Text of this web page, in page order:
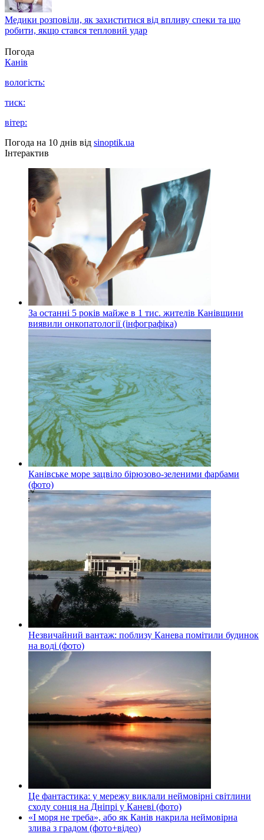
Медики розповіли, як захиститися від впливу спеки та що
робити, якщо стався тепловий удар
Погода
Канів
вологість:
тиск:
вітер:
Погода на 10 днів від sinoptik.ua
Інтерактив
За останні 5 років майже в 1 тис. жителів Канівщини
виявили онкопатології (інфографіка)
Канівське море зацвіло бірюзово-зеленими фарбами
(фото)
Незвичайний вантаж: поблизу Канева помітили будинок
на воді (фото)
Це фантастика: у мережу виклали неймовірні світлини
сходу сонця на Дніпрі у Каневі (фото)
«І моря не треба», або як Канів накрила неймовірна
злива з градом (фото+відео)